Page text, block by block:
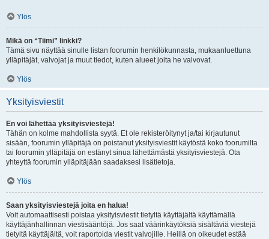
Ylös
Mikä on “Tiimi” linkki?
Tämä sivu näyttää sinulle listan foorumin henkilökunnasta, mukaanluettuna
ylläpitäjät, valvojat ja muut tiedot, kuten alueet joita he valvovat.
Ylös
Yksityisviestit
En voi lähettää yksityisviestejä!
Tähän on kolme mahdollista syytä. Et ole rekisteröitynyt ja/tai kirjautunut
sisään, foorumin ylläpitäjä on poistanut yksityisviestit käytöstä koko foorumilta
tai foorumin ylläpitäjä on estänyt sinua lähettämästä yksityisviestejä. Ota
yhteyttä foorumin ylläpitäjään saadaksesi lisätietoja.
Ylös
Saan yksityisviestejä joita en halua!
Voit automaattisesti poistaa yksityisviestit tietyltä käyttäjältä käyttämällä
käyttäjänhallinnan viestisääntöjä. Jos saat väärinkäytöksiä sisältäviä viestejä
tietyltä käyttäjältä, voit raportoida viestit valvojille. Heillä on oikeudet estää